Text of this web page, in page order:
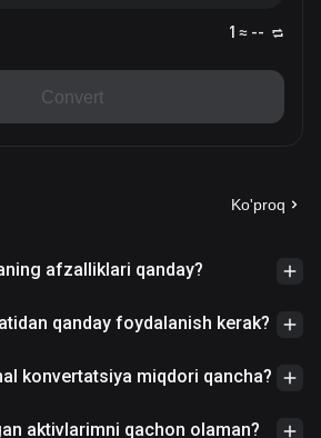
1 ≈ --
Convert
Ko'proq
afzalliklari qanday?
qanday foydalanish kerak?
konvertatsiya miqdori qancha?
aktivlarimni qachon olaman?